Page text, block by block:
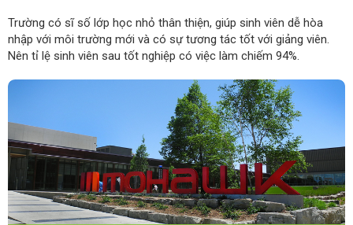
Trường có sĩ số lớp học nhỏ thân thiện, giúp sinh viên dễ hòa
nhập với môi trường mới và có sự tương tác tốt với giảng viên.
Nên tỉ lệ sinh viên sau tốt nghiệp có việc làm chiếm 94%.